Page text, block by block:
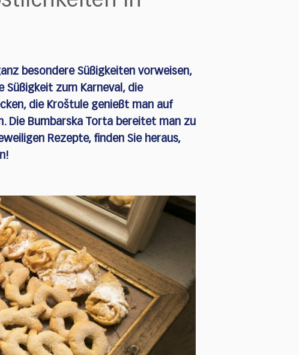
besondere Süßigkeiten vorweisen,
zum Karneval, die
die Kroštule genießt man auf
Die Bumbarska Torta bereitet man zu
Rezepte, finden Sie heraus,